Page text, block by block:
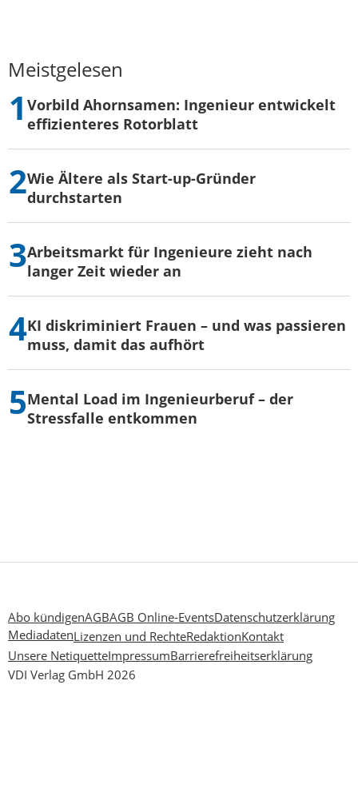
Meistgelesen
Vorbild Ahornsamen: Ingenieur entwickelt
effizienteres Rotorblatt
Wie Ältere als Start-up-Gründer
durchstarten
Arbeitsmarkt für Ingenieure zieht nach
langer Zeit wieder an
KI diskriminiert Frauen – und was passieren
muss, damit das aufhört
Mental Load im Ingenieurberuf – der
Stressfalle entkommen
Abo kündigenAGBAGB Online-EventsDatenschutzerklärung
MediadatenLizenzen und RechteRedaktionKontakt
Unsere NetiquetteImpressumBarrierefreiheitserklärung
VDI Verlag GmbH 2026